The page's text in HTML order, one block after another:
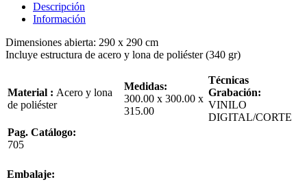
Descripción
Información
Dimensiones abierta: 290 x 290 cm
Incluye estructura de acero y lona de poliéster (340 gr)
Material : Acero y lona
de poliéster
Medidas:
300.00 x 300.00 x
315.00
Técnicas
Grabación:
VINILO
DIGITAL/CORTE
Pag. Catálogo:
705
Embalaje: